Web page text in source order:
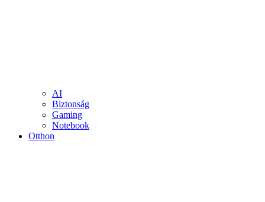
AI
Biztonság
Gaming
Notebook
Otthon